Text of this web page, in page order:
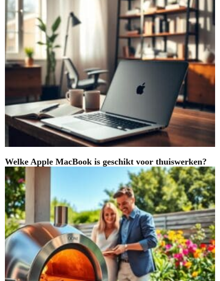
Welke Apple MacBook is geschikt voor thuiswerken?